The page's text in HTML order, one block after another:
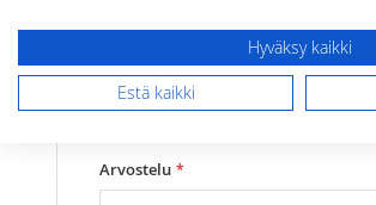
Yhteenveto
Arvostelu
Hyväksy kaikki
Estä kaikki